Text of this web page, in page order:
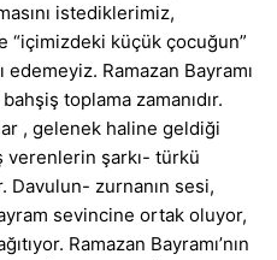
istediklerimiz,
küçük çocuğun”
Ramazan Bayramı
toplama zamanıdır.
, gelenek haline geldiği
verenlerin şarkı- türkü
zurnanın sesi,
sevincine ortak oluyor,
Ramazan Bayramı’nın